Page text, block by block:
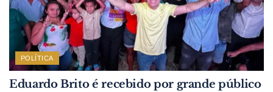
POLÍTICA
Eduardo Brito é recebido por grande público